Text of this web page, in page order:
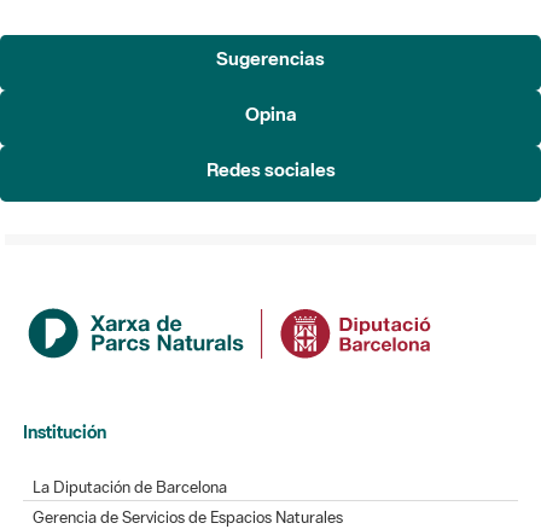
Sugerencias
Opina
Redes sociales
Institución
La Diputación de Barcelona
Gerencia de Servicios de Espacios Naturales